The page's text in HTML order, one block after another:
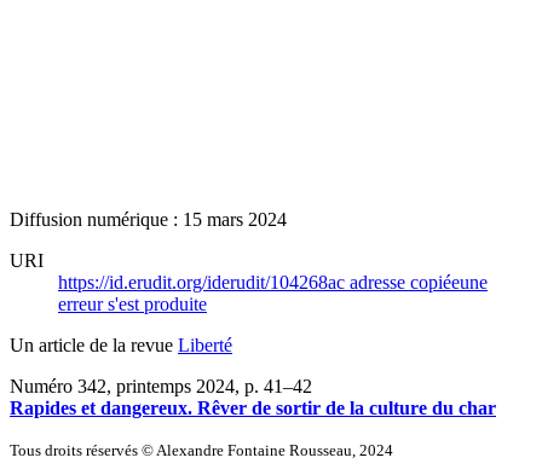
Diffusion numérique : 15 mars 2024
URI
https://id.erudit.org/iderudit/104268ac adresse copiéeune
erreur s'est produite
Un article de la revue Liberté
Numéro 342, printemps 2024, p. 41–42
Rapides et dangereux. Rêver de sortir de la culture du char
Tous droits réservés © Alexandre Fontaine Rousseau, 2024